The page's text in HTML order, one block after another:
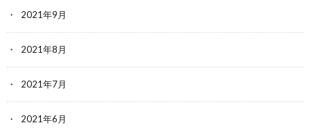
2021年9月
2021年8月
2021年7月
2021年6月